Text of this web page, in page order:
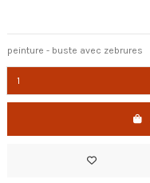
peinture - buste avec zebrures